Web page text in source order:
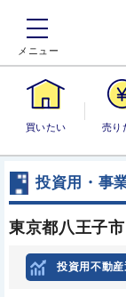
買いたい 売り
投資用・事
東京都八王子
投資用不動